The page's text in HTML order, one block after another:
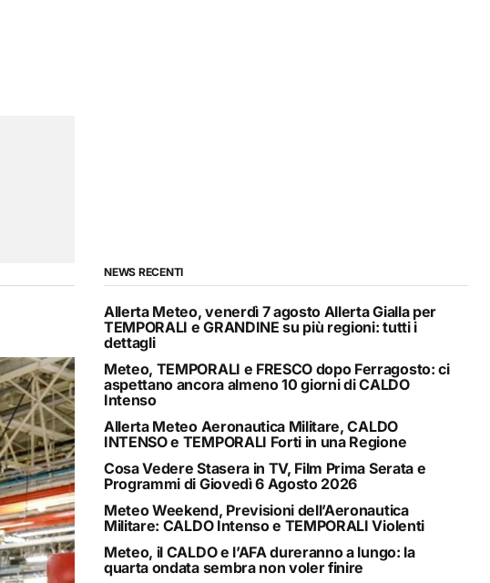
NEWS RECENTI
Allerta Meteo, venerdì 7 agosto Allerta Gialla per
TEMPORALI e GRANDINE su più regioni: tutti i
dettagli
Meteo, TEMPORALI e FRESCO dopo Ferragosto: ci
aspettano ancora almeno 10 giorni di CALDO
Intenso
Allerta Meteo Aeronautica Militare, CALDO
INTENSO e TEMPORALI Forti in una Regione
Cosa Vedere Stasera in TV, Film Prima Serata e
Programmi di Giovedì 6 Agosto 2026
Meteo Weekend, Previsioni dell’Aeronautica
Militare: CALDO Intenso e TEMPORALI Violenti
Meteo, il CALDO e l’AFA dureranno a lungo: la
quarta ondata sembra non voler finire